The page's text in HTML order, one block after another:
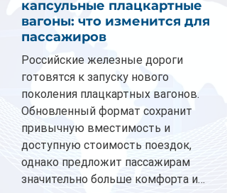
капсульные плацкартные
вагоны: что изменится для
пассажиров
Российские железные дороги
готовятся к запуску нового
поколения плацкартных вагонов.
Обновленный формат сохранит
привычную вместимость и
доступную стоимость поездок,
однако предложит пассажирам
значительно больше комфорта и